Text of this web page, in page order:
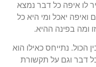
לו איפה כל דבר נמצא
ואיפה יאכל ומי היא כל
בפינה ההיא.
הכול. נתייחס כאילו הוא
כל דבר וגם על תקשורת